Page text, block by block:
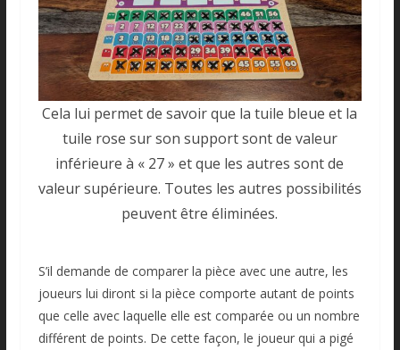
Cela lui permet de savoir que la tuile bleue et la
tuile rose sur son support sont de valeur
inférieure à « 27 » et que les autres sont de
valeur supérieure. Toutes les autres possibilités
peuvent être éliminées.
S’il demande de comparer la pièce avec une autre, les
joueurs lui diront si la pièce comporte autant de points
que celle avec laquelle elle est comparée ou un nombre
différent de points. De cette façon, le joueur qui a pigé